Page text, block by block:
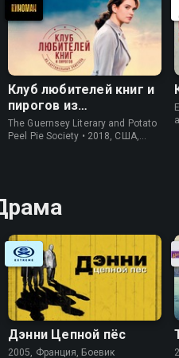
Клуб любителей книг и
пирогов из
картофельных
очистков
The Guernsey Literary and Potato
Peel Pie Society • 2018, США,
Дэнни Цепной пёс
2005, Франция, Боевик